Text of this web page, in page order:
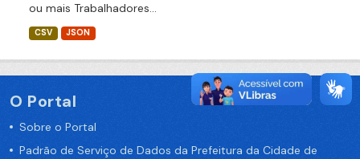
ou mais Trabalhadores...
CSV JSON
O Portal
Sobre o Portal
Padrão de Serviço de Dados da Prefeitura da Cidade de